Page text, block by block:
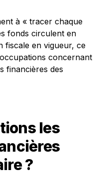
à « tracer chaque
fonds circulent en
fiscale en vigueur, ce
concernant
financières des
les
?